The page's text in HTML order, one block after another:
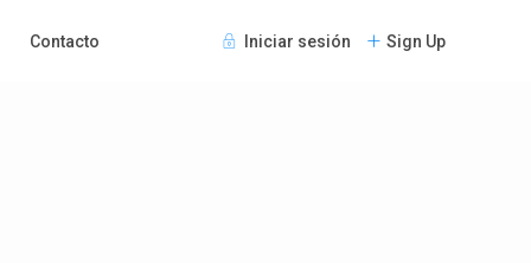
Contacto Iniciar sesión Sign Up